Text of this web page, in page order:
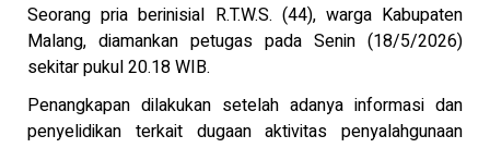
Seorang pria berinisial R.T.W.S. (44), warga Kabupaten
Malang, diamankan petugas pada Senin (18/5/2026)
sekitar pukul 20.18 WIB.
Penangkapan dilakukan setelah adanya informasi dan
penyelidikan terkait dugaan aktivitas penyalahgunaan